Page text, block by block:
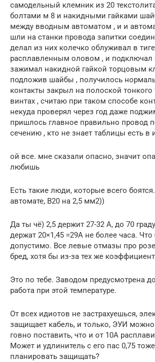
самодельный клемник из 20
болтами м 8 и накидными гайками
между вводным автоматом , и и
шли на станки проводa запитки
делал из них колечко облуживал в
расплавленным оловом , и подключал
зажимал накидной гайкой торцовым
подложив шайбы , получилось
контакты закрыл на полоской тонкого
винтах , считаю при таком способе
некуда проверял через год даже
пришлось главное правильно провод
сечению , кто не знает таблицы есть в
ой все. мне сказали опасно, значит
любишь
Есть такие люди, которые всего
автомате, В20 на 2,5 мм2))
Да ты чё) 2,5 держит 27-32 А, до 70
держат 20×1,45 =29А не более часа.
допустимо. Все левые отмазы про
бред, хотя бы из-за тех же
Это по тебе. Заводом предусмотрена
работа при этой температуре.
От всех идиотов не застрахуешься,
защищает кабель, и только, ЭУИ
говно поставить, что и от 10А
Может и удлинитель с его пас 0,75
планировать защищать?